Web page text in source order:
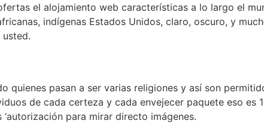
el alojamiento web características a lo largo el
indígenas Estados Unidos, claro, oscuro, y
quienes pasan a ser varias religiones y así son
de cada certeza y cada envejecer paquete eso es
para mirar directo imágenes.